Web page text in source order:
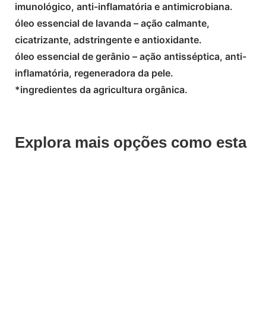
imunológico, anti-inflamatória e antimicrobiana.
óleo essencial de lavanda – ação calmante,
cicatrizante, adstringente e antioxidante.
óleo essencial de gerânio – ação antisséptica, anti-
inflamatória, regeneradora da pele.
*ingredientes da agricultura orgânica.
Explora mais opções como esta